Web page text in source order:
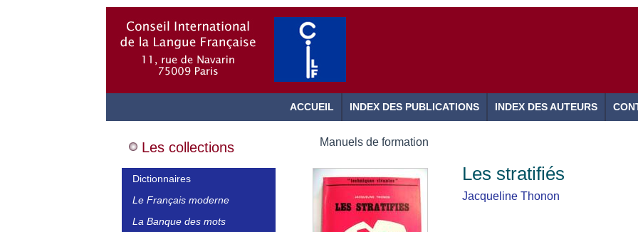
ACCUEIL INDEX DES PUBLICATIONS INDEX DES AUTEURS
Les collections
Dictionnaires
Le Français moderne
La Banque des mots
Manuels de formation
Les stratifiés
Jacqueline Thonon